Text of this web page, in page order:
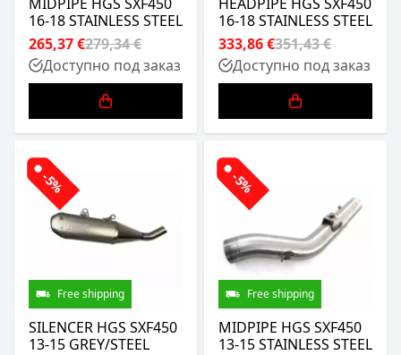
16-18 STAINLESS STEEL
265,37 €279,34 €
Доступно под заказ
16-18 STAINLESS STEEL
333,86 €351,43 €
Доступно под заказ
-5%
Free shipping
SILENCER HGS SXF450
13-15 GREY/STEEL
-5%
Free shipping
MIDPIPE HGS SXF450
13-15 STAINLESS STEEL